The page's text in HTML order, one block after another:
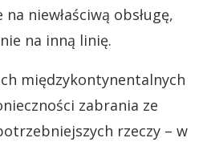
niewłaściwą obsługę,
na inną linię.
międzykontynentalnych
zabrania ze
rzeczy – w